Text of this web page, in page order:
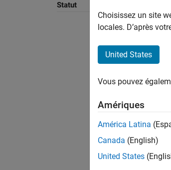
Statut
Choisissez un site
locales. D’après
United States
Vous pouvez
Amériques
América Latina
Canada (English)
United States